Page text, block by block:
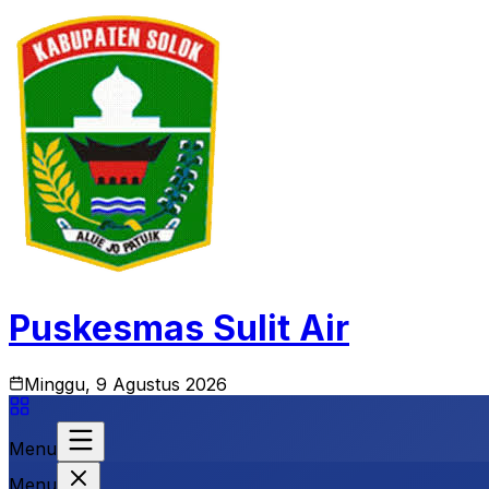
Puskesmas Sulit Air
Minggu, 9 Agustus 2026
Menu
Menu